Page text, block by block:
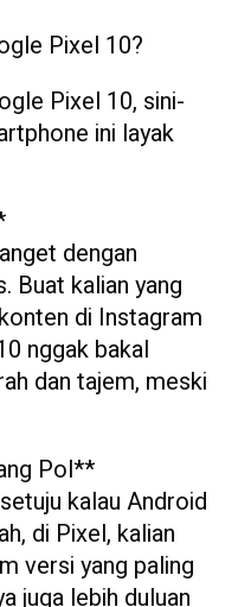
Pixel 10?
Pixel 10, sini-
ini layak
dengan
Buat kalian yang
di Instagram
nggak bakal
dan tajem, meski
Pol**
kalau Android
di Pixel, kalian
versi yang paling
juga lebih duluan